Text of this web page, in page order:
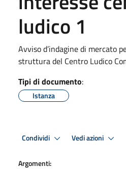
ludico 1
Avviso d’indagine di mercato
struttura del Centro Ludico
Tipi di documento:
Istanza
Condividi Vedi azioni
Argomenti: